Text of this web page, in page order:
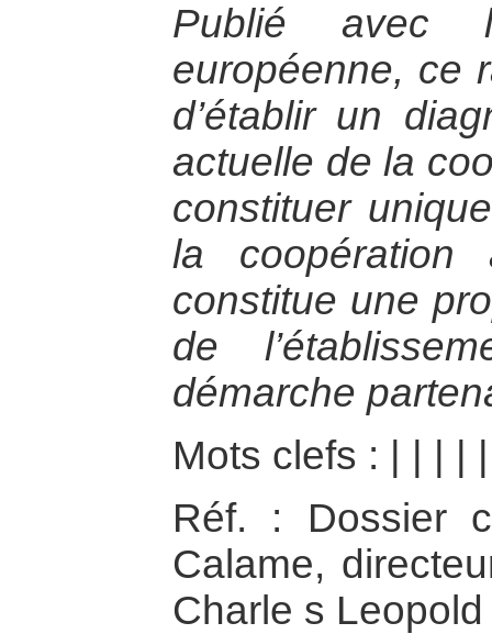
Publié avec
européenne, ce
d’établir un
actuelle de la
constituer
la coopération
constitue une
de
démarche
Mots clefs :
Réf. : Dossier
Calame,
Charle s